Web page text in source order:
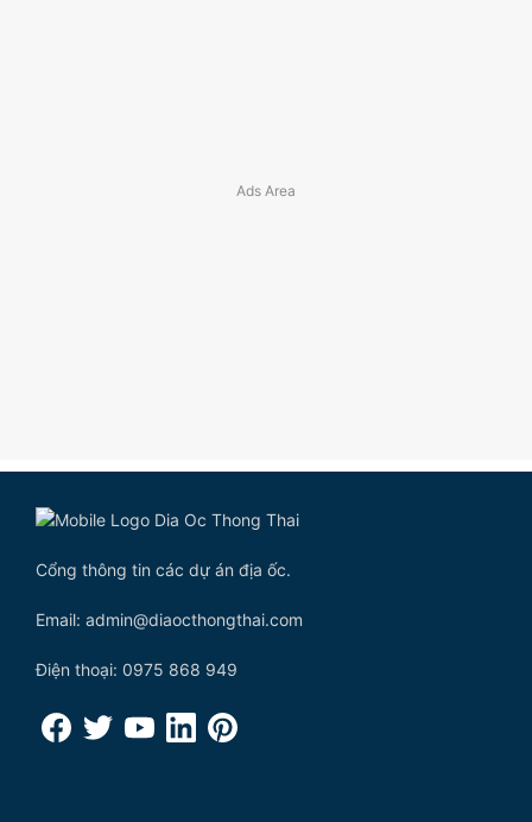
Cổng thông tin các dự án địa ốc.
Email: admin@diaocthongthai.com
Điện thoại: 0975 868 949